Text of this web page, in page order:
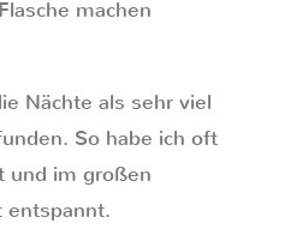
machen
Nächte als sehr viel
So habe ich oft
und im großen
entspannt.